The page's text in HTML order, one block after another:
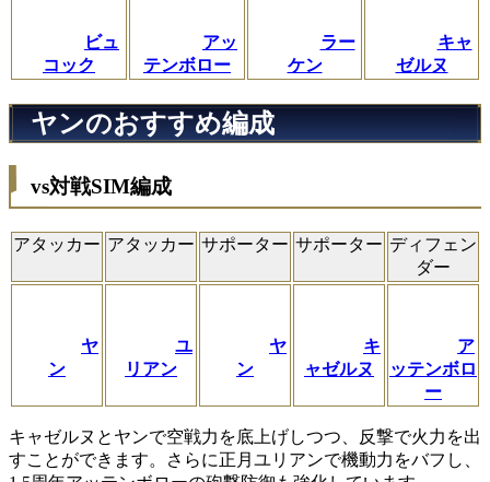
ビュ
コック
アッ
テンボロー
ラー
ケン
キャ
ゼルヌ
ヤンのおすすめ編成
vs対戦SIM編成
アタッカー アタッカー サポーター サポーター ディフェン
ダー
ヤ
ン
ユ
リアン
ヤ
ン
キ
ャゼルヌ
ア
ッテンボロ
ー
キャゼルヌとヤンで空戦力を底上げしつつ、反撃で火力を出
すことができます。さらに正月ユリアンで機動力をバフし、